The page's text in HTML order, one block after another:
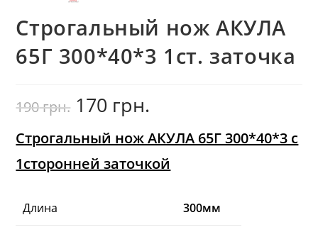
Строгальный нож АКУЛА
65Г 300*40*3 1ст. заточка
190грн. Первоначальная
цена
составляла
170 грн.
Строгальный нож АКУЛА 65Г 300*40*3 с
1сторонней заточкой
Длина 300мм